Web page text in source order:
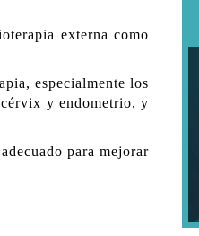
externa como
especialmente los
y endometrio, y
para mejorar